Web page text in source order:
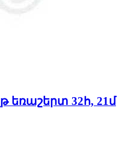
եռաշերտ 32հ, 21մ